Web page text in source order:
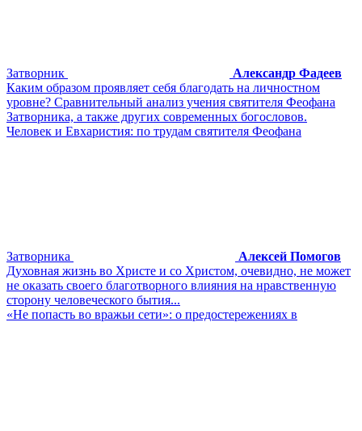
Затворник
Александр Фадеев
Каким образом проявляет себя благодать на личностном
уровне? Сравнительный анализ учения святителя Феофана
Затворника, а также других современных богословов.
Человек и Евхаристия: по трудам святителя Феофана
Затворника
Алексей Помогов
Духовная жизнь во Христе и со Христом, очевидно, не может
не оказать своего благотворного влияния на нравственную
сторону человеческого бытия...
«Не попасть во вражьи сети»: о предостережениях в